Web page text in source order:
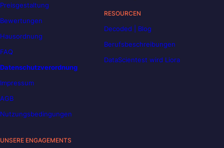
Preisgestaltung
Bewertungen
Hausordnung
FAQ
Datenschutzverordnung
Impressum
AGB
Nutzungsbedingungen
RESOURCEN
Decoded | Blog
Berufsbeschreibungen
DataScientest wird Liora
UNSERE ENGAGEMENTS